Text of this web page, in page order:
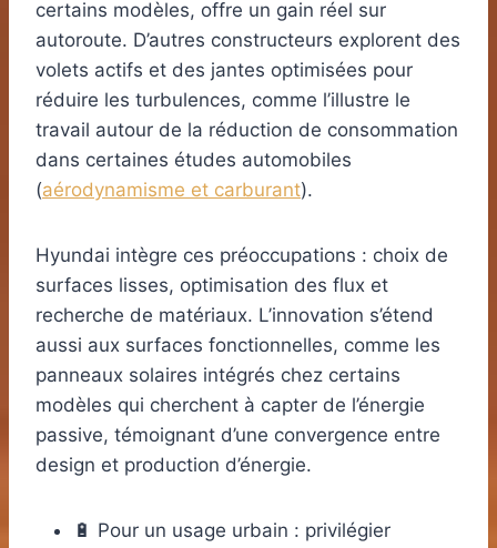
certains modèles, offre un gain réel sur
autoroute. D’autres constructeurs explorent des
volets actifs et des jantes optimisées pour
réduire les turbulences, comme l’illustre le
travail autour de la réduction de consommation
dans certaines études automobiles
(aérodynamisme et carburant).
Hyundai intègre ces préoccupations : choix de
surfaces lisses, optimisation des flux et
recherche de matériaux. L’innovation s’étend
aussi aux surfaces fonctionnelles, comme les
panneaux solaires intégrés chez certains
modèles qui cherchent à capter de l’énergie
passive, témoignant d’une convergence entre
design et production d’énergie.
🔋 Pour un usage urbain : privilégier